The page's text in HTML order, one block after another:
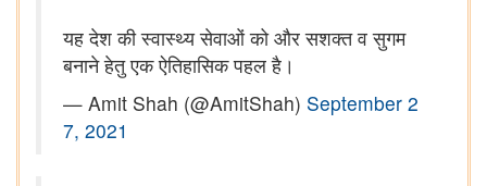
यह देश की स्वास्थ्य सेवाओं को और सशक्त व सुगम
बनाने हेतु एक ऐतिहासिक पहल है।
— Amit Shah (@AmitShah) September 2
7, 2021